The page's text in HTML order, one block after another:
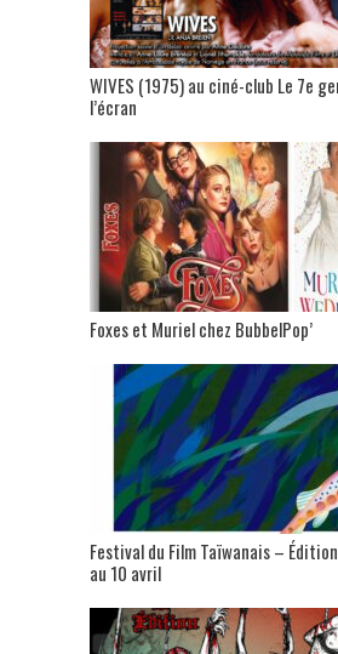
WIVES (1975) au ciné-club Le 7e
l’écran
Foxes et Muriel chez BubbelPop’
Festival du Film Taïwanais –
au 10 avril